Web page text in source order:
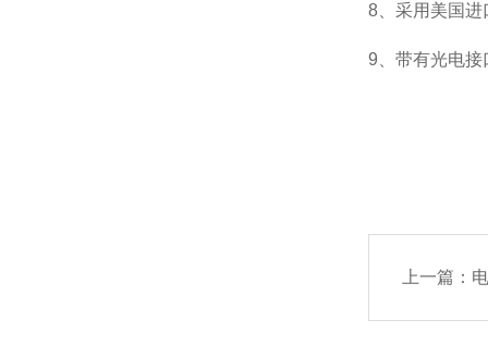
8、采用美国进
9、带有光电
上一篇：